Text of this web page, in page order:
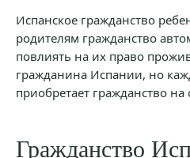
Испанское гражданство
родителям гражданство
повлиять на их право
гражданина Испании, но
приобретает гражданство
Гражданство